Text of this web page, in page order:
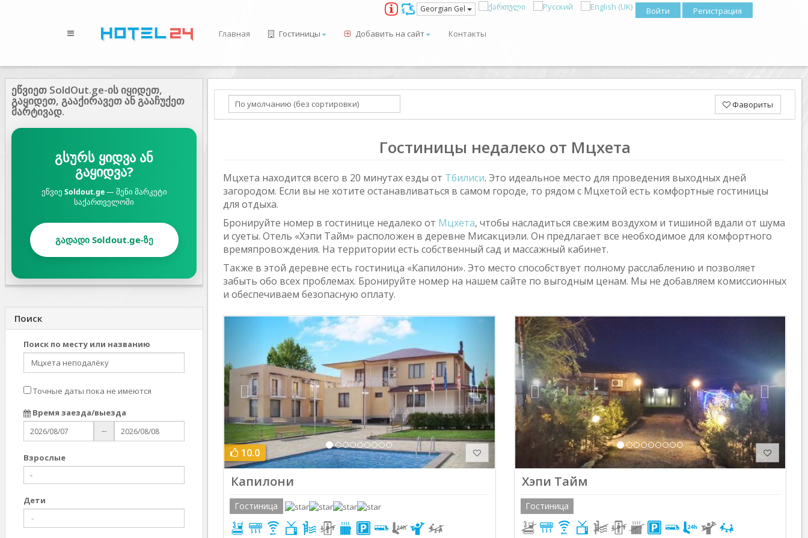
Войти Регистрация
Georgian Gel
Главная Гостиницы Добавить на сайт Контакты
ეწვიეთ SoldOut.ge-ის იყიდეთ,
გაყიდეთ, გააქირავეთ ან გააჩუქეთ
მარტივად.
გსურს ყიდვა ან
გაყიდვა?
ეწვიე Soldout.ge— შენი მარკეტი
საქართველოში
გადადი Soldout.ge-ზე
Поиск
Поиск по месту или названию
Точные даты пока не имеются
Время заезда/выезда
--
Взрослыe
Дети
Фавориты
Гостиницы недалеко от Мцхета
Мцхета находится всего в 20 минутах езды от Тбилиси. Это идеальное место для проведения выходных дней
загородом. Если вы не хотите останавливаться в самом городе, то рядом с Мцхетой есть комфортные гостиницы
для отдыха.
Бронируйте номер в гостинице недалеко от Мцхета, чтобы насладиться свежим воздухом и тишиной вдали от шума
и суеты. Отель «Хэпи Тайм» расположен в деревне Мисакциэли. Он предлагает все необходимое для комфортного
времяпровождения. На территории есть собственный сад и массажный кабинет.
Также в этой деревне есть гостиница «Капилони». Это место способствует полному расслаблению и позволяет
забыть обо всех проблемах. Бронируйте номер на нашем сайте по выгодным ценам. Мы не добавляем комиссионных
и обеспечиваем безопасную оплату.
Previous
10.0
Капилони
Гостиница
Previous
Хэпи Тайм
Гостиница